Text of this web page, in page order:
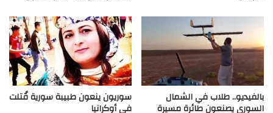
بالفيديو.. طلاب في الشمال
السوري يصنعون طائرة مسيرة
سوريون ينعون طبيبة سورية قُتلت
في أوكرانيا